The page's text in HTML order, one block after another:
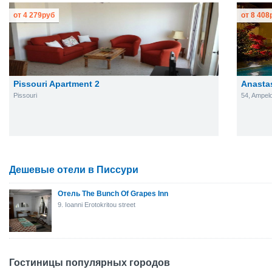
Pissouri Apartment 2
Pissouri
от 4 279руб
54,
от 8 408
Дешевые отели в Писсури
Отель The Bunch Of Grapes Inn
9. Ioanni Erotokritou street
Гостиницы популярных городов